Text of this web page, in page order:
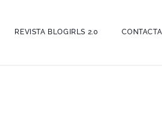
REVISTA BLOGIRLS 2.0 CONTACTA